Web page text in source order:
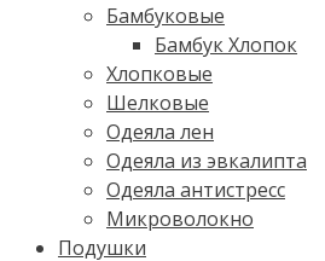
Бамбуковые
Бамбук Хлопок
Хлопковые
Шелковые
Одеяла лен
Одеяла из эвкалипта
Одеяла антистресс
Микроволокно
Подушки